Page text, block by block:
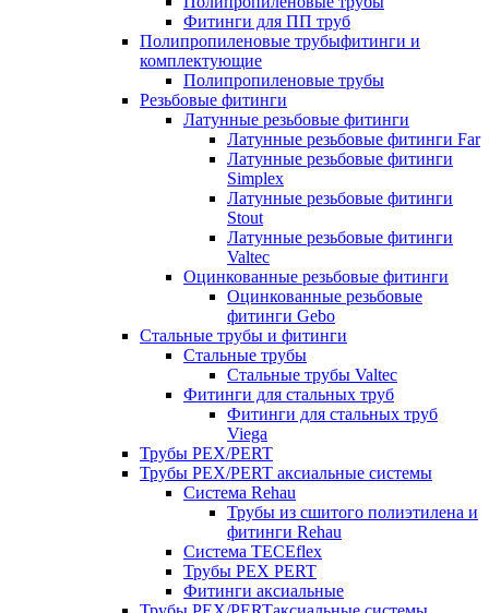
Фитинги для ПП труб
Полипропиленовые трубыфитинги и
комплектующие
Полипропиленовые трубы
Резьбовые фитинги
Латунные резьбовые фитинги
Латунные резьбовые фитинги Far
Латунные резьбовые фитинги
Simplex
Латунные резьбовые фитинги
Stout
Латунные резьбовые фитинги
Valtec
Оцинкованные резьбовые фитинги
Оцинкованные резьбовые
фитинги Gebo
Стальные трубы и фитинги
Стальные трубы
Стальные трубы Valtec
Фитинги для стальных труб
Фитинги для стальных труб
Viega
Трубы PEX/PERT
Трубы PEX/PERT аксиальные системы
Система Rehau
Трубы из сшитого полиэтилена и
фитинги Rehau
Система TECEflex
Трубы PEX PERT
Фитинги аксиальные